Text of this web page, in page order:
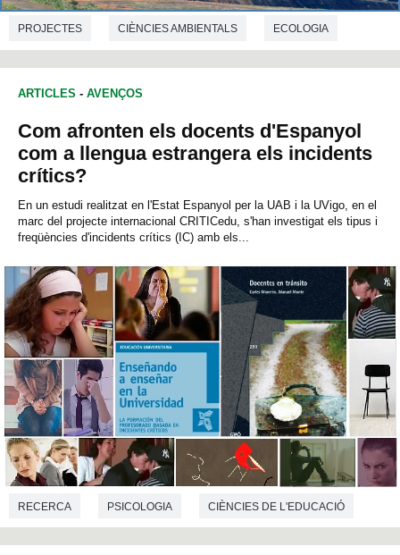
PROJECTES CIÈNCIES AMBIENTALS ECOLOGIA
ARTICLES - AVENÇOS
Com afronten els docents d'Espanyol
com a llengua estrangera els incidents
crítics?
En un estudi realitzat en l'Estat Espanyol per la UAB i la UVigo, en el
marc del projecte internacional CRITICedu, s'han investigat els tipus i
freqüències d'incidents crítics (IC) amb els...
RECERCA PSICOLOGIA CIÈNCIES DE L'EDUCACIÓ